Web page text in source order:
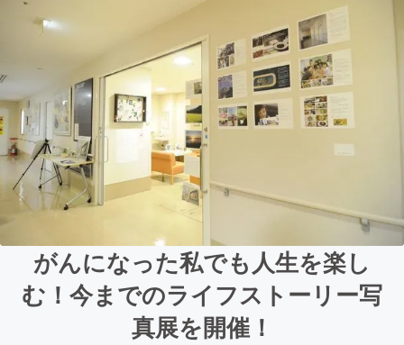
がんになった私でも人生を楽し
む！今までのライフストーリー写
真展を開催！